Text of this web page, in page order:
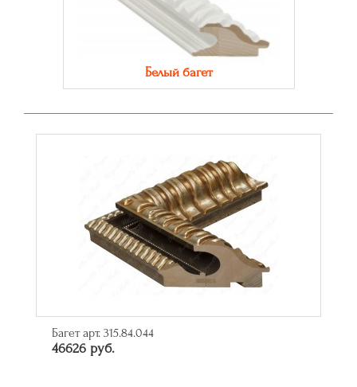
Белый багет
Багет арт. 315.84.044
46626 руб.